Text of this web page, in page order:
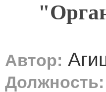
Автор:
Должность: